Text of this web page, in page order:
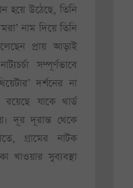
হয়ে উঠেছে, তিনি
নাম দিয়ে তিনি
প্রায় আড়াই
সম্পূর্ণভাবে
দর্শনের না
যাকে থার্ড
দূর দূরান্ত থেকে
গ্রামের নাটক
খাওয়ার সুব্যবস্থা